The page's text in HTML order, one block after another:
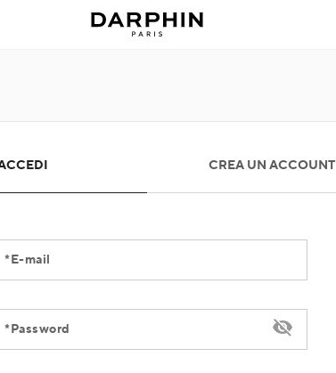
CREA UN ACCOUNT
E-mail
Password